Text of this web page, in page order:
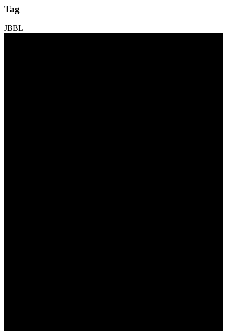
Tag
JBBL